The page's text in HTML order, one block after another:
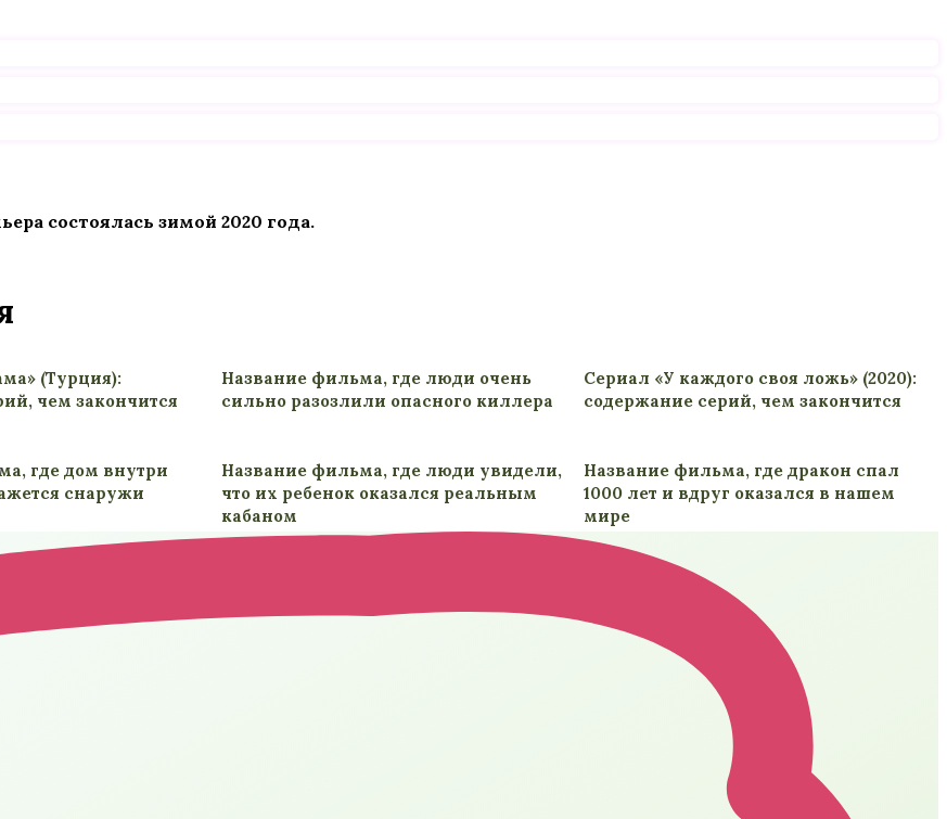
состоялась зимой 2020 года.
(Турция):
чем закончится
Название фильма, где люди очень
сильно разозлили опасного киллера
Сериал «У каждого своя ложь» (2020):
содержание серий, чем закончится
где дом внутри
снаружи
Название фильма, где люди увидели,
что их ребенок оказался реальным
кабаном
Название фильма, где дракон спал
1000 лет и вдруг оказался в нашем
мире